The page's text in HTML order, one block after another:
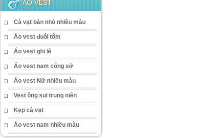
ÁO VEST
Cà vạt bản nhỏ nhiều màu
Áo vest đuôi tôm
Áo vest ghi lê
Áo vest nam công sở
Áo vest Nữ nhiều màu
Vest ông sui trung niên
Kẹp cà vạt
Áo vest nam nhiều màu